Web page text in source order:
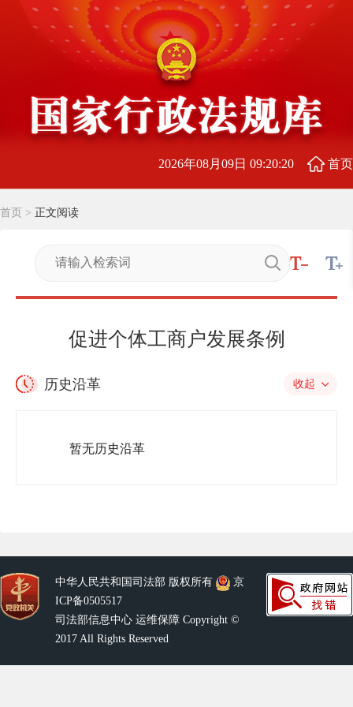
2026年08月09日 09:20:20 首页
首页 > 正文阅读
促进个体工商户发展条例
历史沿革 收起
暂无历史沿革
中华人民共和国司法部 版权所有
京
ICP备0505517
司法部信息中心 运维保障 Copyright ©
2017 All Rights Reserved